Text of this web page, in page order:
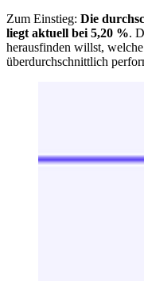
Zum Einstieg: Die
liegt aktuell bei 5,20 %.
herausfinden willst,
überdurchschnittlich